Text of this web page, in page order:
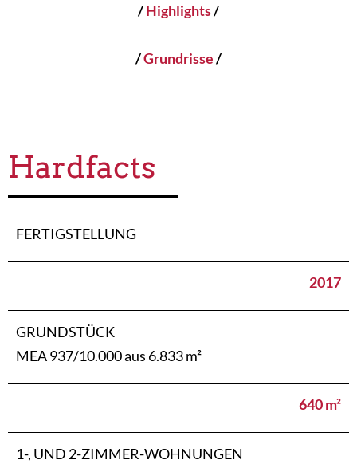
/Highlights/
/Grundrisse/
Hardfacts
FERTIGSTELLUNG
2017
GRUNDSTÜCK
MEA 937/10.000 aus 6.833 m²
640 m²
1-, UND 2-ZIMMER-WOHNUNGEN